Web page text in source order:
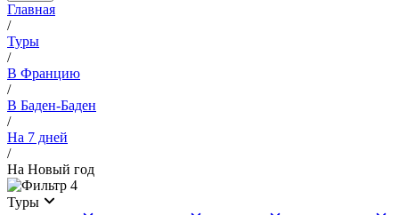
Главная
/
Туры
/
В Францию
/
В Баден-Баден
/
На 7 дней
/
На Новый год
4
Туры